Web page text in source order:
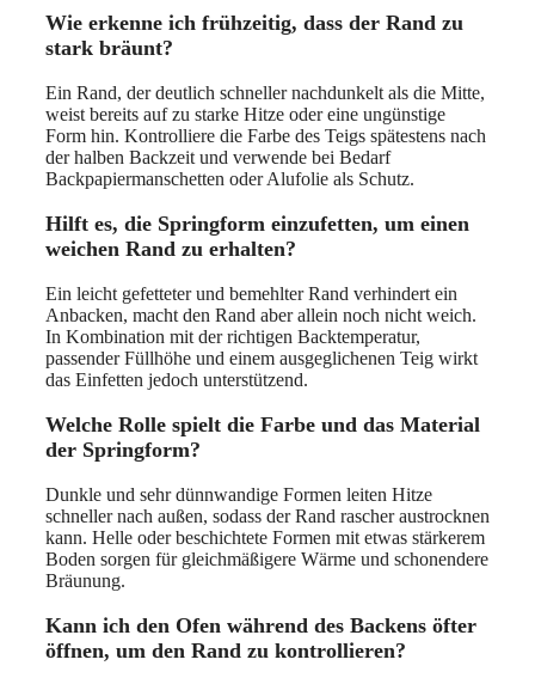
Wie erkenne ich frühzeitig, dass der Rand zu
stark bräunt?
Ein Rand, der deutlich schneller nachdunkelt als die Mitte,
weist bereits auf zu starke Hitze oder eine ungünstige
Form hin. Kontrolliere die Farbe des Teigs spätestens nach
der halben Backzeit und verwende bei Bedarf
Backpapiermanschetten oder Alufolie als Schutz.
Hilft es, die Springform einzufetten, um einen
weichen Rand zu erhalten?
Ein leicht gefetteter und bemehlter Rand verhindert ein
Anbacken, macht den Rand aber allein noch nicht weich.
In Kombination mit der richtigen Backtemperatur,
passender Füllhöhe und einem ausgeglichenen Teig wirkt
das Einfetten jedoch unterstützend.
Welche Rolle spielt die Farbe und das Material
der Springform?
Dunkle und sehr dünnwandige Formen leiten Hitze
schneller nach außen, sodass der Rand rascher austrocknen
kann. Helle oder beschichtete Formen mit etwas stärkerem
Boden sorgen für gleichmäßigere Wärme und schonendere
Bräunung.
Kann ich den Ofen während des Backens öfter
öffnen, um den Rand zu kontrollieren?